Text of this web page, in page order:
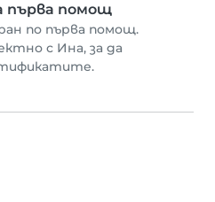
първа помощ
по първа помощ.
с Ина, за да